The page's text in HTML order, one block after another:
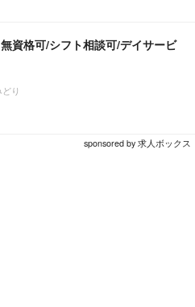
資格可/シフト相談可/デイサービ
り
sponsored by 求人ボックス